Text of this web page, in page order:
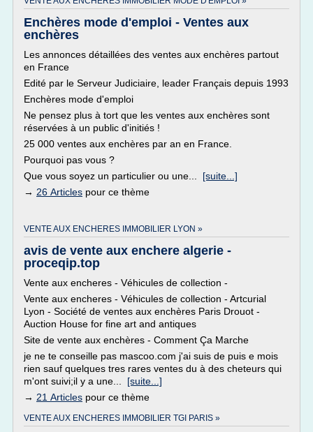
Enchères mode d'emploi - Ventes aux
enchères
Les annonces détaillées des ventes aux enchères partout
en France
Edité par le Serveur Judiciaire, leader Français depuis 1993
Enchères mode d'emploi
Ne pensez plus à tort que les ventes aux enchères sont
réservées à un public d'initiés !
25 000 ventes aux enchères par an en France.
Pourquoi pas vous ?
Que vous soyez un particulier ou une... [suite...]
→ 26 Articles pour ce thème
VENTE AUX ENCHERES IMMOBILIER LYON »
avis de vente aux enchere algerie -
proceqip.top
Vente aux encheres - Véhicules de collection -
Vente aux encheres - Véhicules de collection - Artcurial
Lyon - Société de ventes aux enchères Paris Drouot -
Auction House for fine art and antiques
Site de vente aux enchères - Comment Ça Marche
je ne te conseille pas mascoo.com j'ai suis de puis e mois
rien sauf quelques tres rares ventes du à des cheteurs qui
m'ont suivi;il y a une... [suite...]
→ 21 Articles pour ce thème
VENTE AUX ENCHERES IMMOBILIER TGI PARIS »